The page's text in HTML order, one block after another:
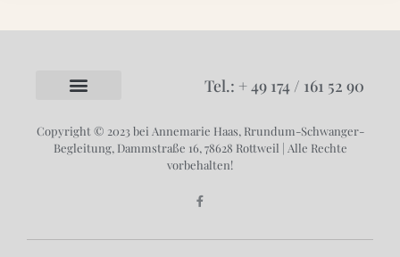
Tel.: + 49 174 / 161 52 90
Copyright © 2023 bei Annemarie Haas, Rrundum-Schwanger-
Begleitung, Dammstraße 16, 78628 Rottweil | Alle Rechte
vorbehalten!